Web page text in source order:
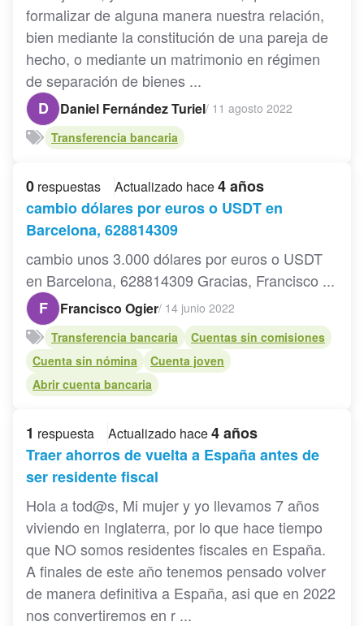
formalizar de alguna manera nuestra relación,
bien mediante la constitución de una pareja de
hecho, o mediante un matrimonio en régimen
de separación de bienes ...
D
Daniel Fernández Turiel/ 11 agosto 2022
Transferencia bancaria
0 respuestas Actualizado hace4 años
cambio dólares por euros o USDT en
Barcelona, 628814309
cambio unos 3.000 dólares por euros o USDT
en Barcelona, 628814309 Gracias, Francisco ...
F
Francisco Ogier/ 14 junio 2022
Transferencia bancaria
Cuentas sin comisiones
Cuenta sin nómina
Cuenta joven
Abrir cuenta bancaria
1 respuesta Actualizado hace4 años
Traer ahorros de vuelta a España antes de
ser residente fiscal
Hola a tod@s, Mi mujer y yo llevamos 7 años
viviendo en Inglaterra, por lo que hace tiempo
que NO somos residentes fiscales en España.
A finales de este año tenemos pensado volver
de manera definitiva a España, asi que en 2022
nos convertiremos en r ...